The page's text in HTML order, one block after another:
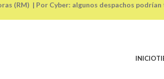
INICIO
(RM) | Por Cyber: algunos despachos